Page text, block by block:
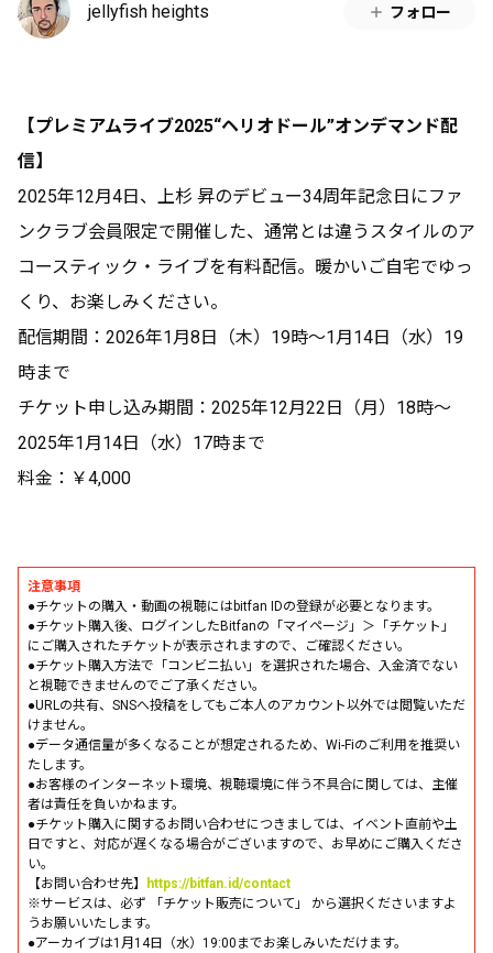
jellyfish heights フォロー
【プレミアムライブ2025“ヘリオドール”オンデマンド配
信】
2025年12月4日、上杉 昇のデビュー34周年記念日にファ
ンクラブ会員限定で開催した、通常とは違うスタイルのア
コースティック・ライブを有料配信。暖かいご自宅でゆっ
くり、お楽しみください。
配信期間：2026年1月8日（木）19時〜1月14日（水）19
時まで
チケット申し込み期間：2025年12月22日（月）18時〜
2025年1月14日（水）17時まで
料金：￥4,000
注意事項
●チケットの購入・動画の視聴にはbitfan IDの登録が必要となります。
●チケット購入後、ログインしたBitfanの「マイページ」＞「チケット」
にご購入されたチケットが表示されますので、ご確認ください。
●チケット購入方法で「コンビニ払い」を選択された場合、入金済でない
と視聴できませんのでご了承ください。
●URLの共有、SNSへ投稿をしてもご本人のアカウント以外では閲覧いただ
けません。
●データ通信量が多くなることが想定されるため、Wi-Fiのご利用を推奨い
たします。
●お客様のインターネット環境、視聴環境に伴う不具合に関しては、主催
者は責任を負いかねます。
●チケット購入に関するお問い合わせにつきましては、イベント直前や土
日ですと、対応が遅くなる場合がございますので、お早めにご購入くださ
い。
【お問い合わせ先】
https://bitfan.id/contact
※サービスは、必ず 「チケット販売について」 から選択くださいますよ
うお願いいたします。
●アーカイブは1月14日（水）19:00までお楽しみいただけます。